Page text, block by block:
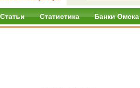
Статьи Статистика Банки Омска